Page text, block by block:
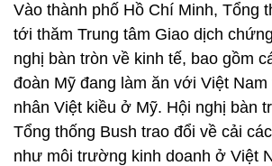
Vào thành phố Hồ Chí Minh, Tổng
tới thăm Trung tâm Giao dịch
nghị bàn tròn về kinh tế, bao gồm
đoàn Mỹ đang làm ăn với Việt Nam
nhân Việt kiều ở Mỹ. Hội nghị bàn
Tổng thống Bush trao đổi về cải
như môi trường kinh doanh ở Việt